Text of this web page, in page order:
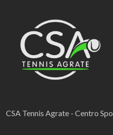
CSA Tennis Agrate - Centro